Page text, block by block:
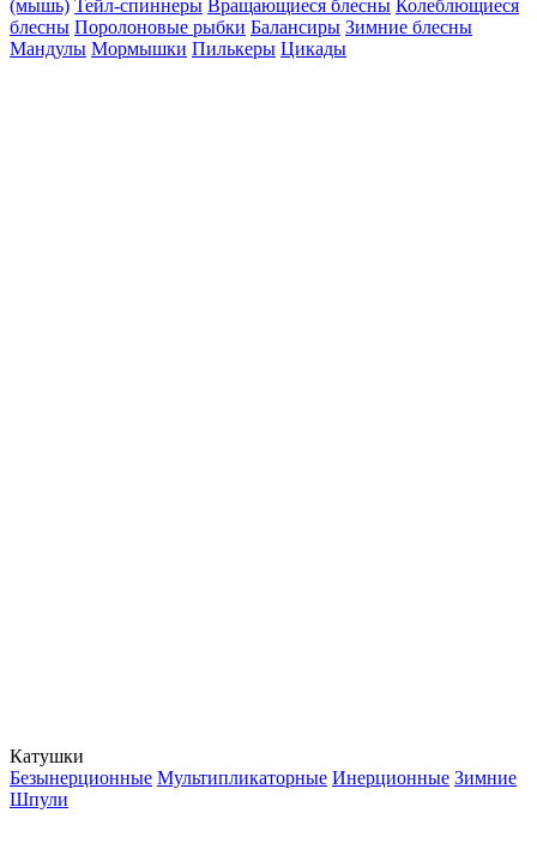
(мышь) Тейл-спиннеры Вращающиеся блесны Колеблющиеся
блесны Поролоновые рыбки Балансиры Зимние блесны
Мандулы Мормышки Пилькеры Цикады
Катушки
Безынерционные Мультипликаторные Инерционные Зимние
Шпули